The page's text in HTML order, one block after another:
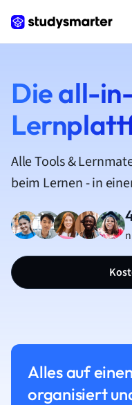
Die all-
Alle Tools &
beim Lernen - in
Alles auf
organisiert